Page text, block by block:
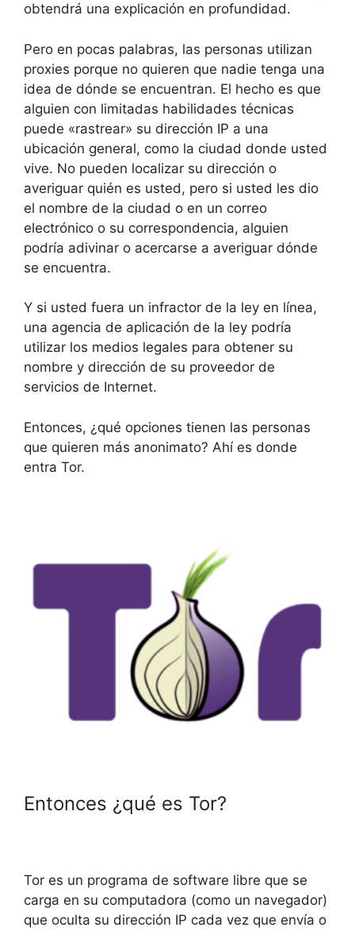
obtendrá una explicación en profundidad.
Pero en pocas palabras, las personas utilizan
proxies porque no quieren que nadie tenga una
idea de dónde se encuentran. El hecho es que
alguien con limitadas habilidades técnicas
puede «rastrear» su dirección IP a una
ubicación general, como la ciudad donde usted
vive. No pueden localizar su dirección o
averiguar quién es usted, pero si usted les dio
el nombre de la ciudad o en un correo
electrónico o su correspondencia, alguien
podría adivinar o acercarse a averiguar dónde
se encuentra.
Y si usted fuera un infractor de la ley en línea,
una agencia de aplicación de la ley podría
utilizar los medios legales para obtener su
nombre y dirección de su proveedor de
servicios de Internet.
Entonces, ¿qué opciones tienen las personas
que quieren más anonimato? Ahí es donde
entra Tor.
Entonces ¿qué es Tor?
Tor es un programa de software libre que se
carga en su computadora (como un navegador)
que oculta su dirección IP cada vez que envía o